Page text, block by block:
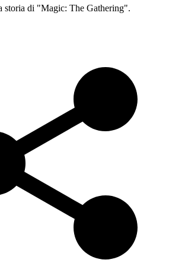
storia di "Magic: The Gathering".